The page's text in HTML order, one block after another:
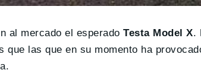
al mercado el esperadoTesta Model X.
las que en su momento ha